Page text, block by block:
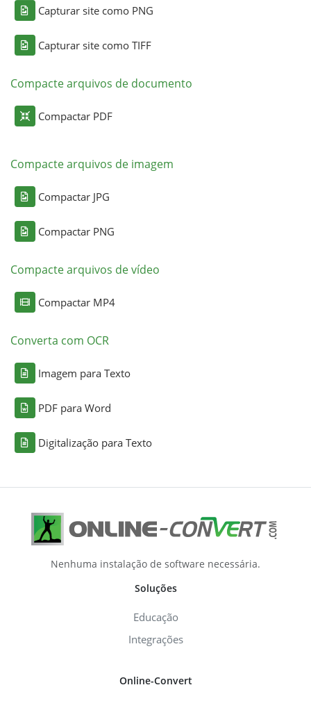
Capturar site como PNG
Capturar site como TIFF
Compacte arquivos de documento
Compactar PDF
Compacte arquivos de imagem
Compactar JPG
Compactar PNG
Compacte arquivos de vídeo
Compactar MP4
Converta com OCR
Imagem para Texto
PDF para Word
Digitalização para Texto
Nenhuma instalação de software necessária.
Soluções
Educação
Integrações
Online-Convert